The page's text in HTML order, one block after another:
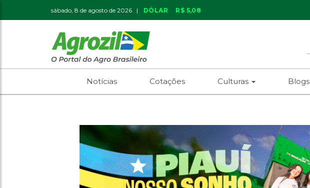
sábado, 8 de agosto de 2026 | DÓLAR R$ 5,08
Notícias Cotações Culturas Blogs